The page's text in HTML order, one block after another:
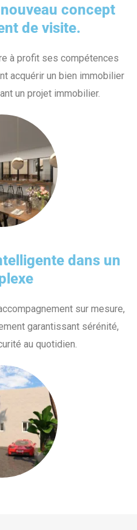
concept
de visite.
à profit ses compétences
acquérir un bien immobilier
un projet immobilier.
dans un
sur mesure,
garantissant sérénité,
au quotidien.